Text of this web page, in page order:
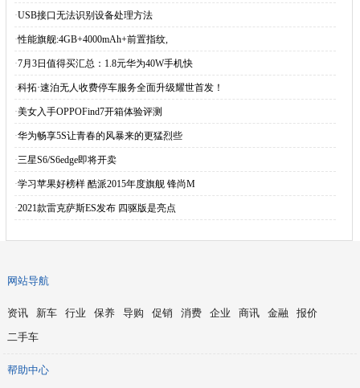
·USB接口无法识别设备处理方法
·性能旗舰:4GB+4000mAh+前置指纹,
·7月3日值得买汇总：1.8元华为40W手机快
·科拓·速泊无人收费停车服务全面升级耀世首发！
·美女入手OPPOFind7开箱体验评测
·华为畅享5S让青春的风暴来的更猛烈些
·三星S6/S6edge即将开卖
·学习苹果好榜样 酷派2015年度旗舰 锋尚M
·2021款雷克萨斯ES发布 四驱版是亮点
网站导航
资讯 新车 行业 保养 导购 促销 消费 企业 商讯 金融
报价
二手车
帮助中心